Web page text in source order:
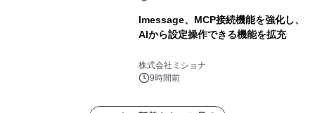
lmessage、MCP接続機能を強化し、
AIから設定操作できる機能を拡充
株式会社ミショナ
9時間前